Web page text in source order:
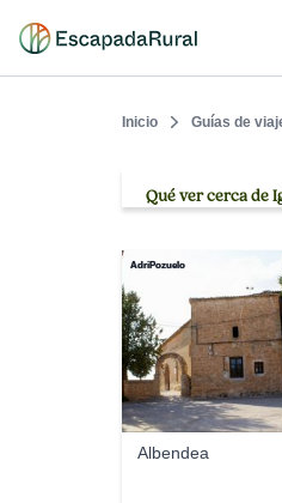
Inicio Guías de
Qué ver cerca de
Albendea
AdriPozuelo